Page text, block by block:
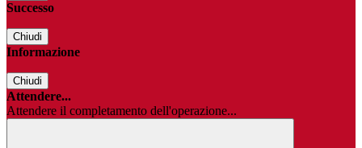
Successo
Chiudi
Informazione
Chiudi
Attendere...
Attendere il completamento dell'operazione...